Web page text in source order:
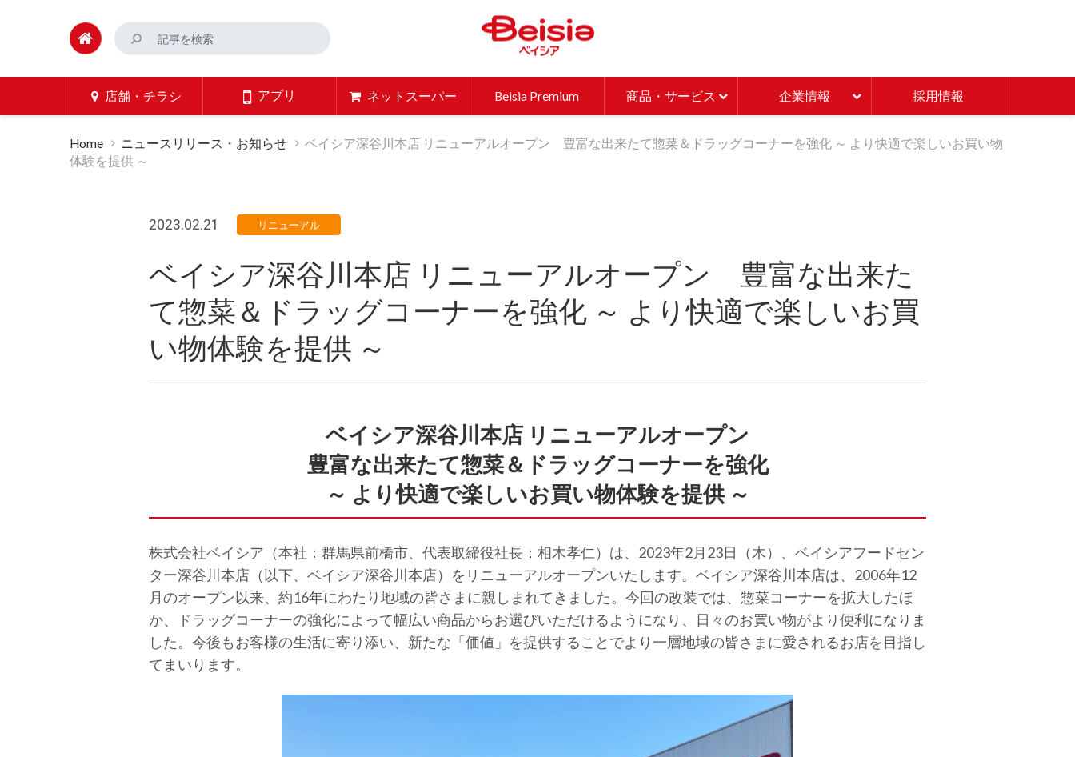
店舗・チラシ アプリ ネットスーパー Beisia Premium 商品・サービス 企業情報 採用情報
Home ニュースリリース・お知らせ
ベイシア深谷川本店 リニューアルオープン 豊富な出来たて惣菜＆ドラッグコーナーを強化 ～ より快適で楽しいお買い物
体験を提供 ～
2023.02.21 リニューアル
ベイシア深谷川本店 リニューアルオープン 豊富な出来た
て惣菜＆ドラッグコーナーを強化 ～ より快適で楽しいお買
い物体験を提供 ～
ベイシア深谷川本店 リニューアルオープン
豊富な出来たて惣菜＆ドラッグコーナーを強化
～ より快適で楽しいお買い物体験を提供 ～
株式会社ベイシア（本社：群馬県前橋市、代表取締役社長：相木孝仁）は、2023年2月23日（木）、ベイシアフードセン
ター深谷川本店（以下、ベイシア深谷川本店）をリニューアルオープンいたします。ベイシア深谷川本店は、2006年12
月のオープン以来、約16年にわたり地域の皆さまに親しまれてきました。今回の改装では、惣菜コーナーを拡大したほ
か、ドラッグコーナーの強化によって幅広い商品からお選びいただけるようになり、日々のお買い物がより便利になりま
した。今後もお客様の生活に寄り添い、新たな「価値」を提供することでより一層地域の皆さまに愛されるお店を目指し
てまいります。